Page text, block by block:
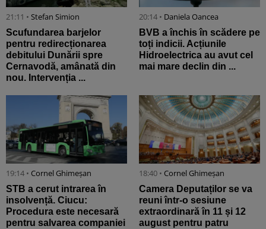
21:11 • Stefan Simion
Scufundarea barjelor
pentru redirecționarea
debitului Dunării spre
Cernavodă, amânată din
nou. Intervenția ...
20:14 • Daniela Oancea
BVB a închis în scădere pe
toți indicii. Acțiunile
Hidroelectrica au avut cel
mai mare declin din ...
19:14 • Cornel Ghimeșan
STB a cerut intrarea în
insolvență. Ciucu:
Procedura este necesară
pentru salvarea companiei
18:40 • Cornel Ghimeșan
Camera Deputaților se va
reuni într-o sesiune
extraordinară în 11 și 12
august pentru patru